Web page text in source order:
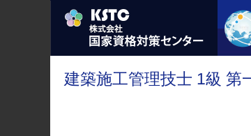
建築施工管理技士 1級 第